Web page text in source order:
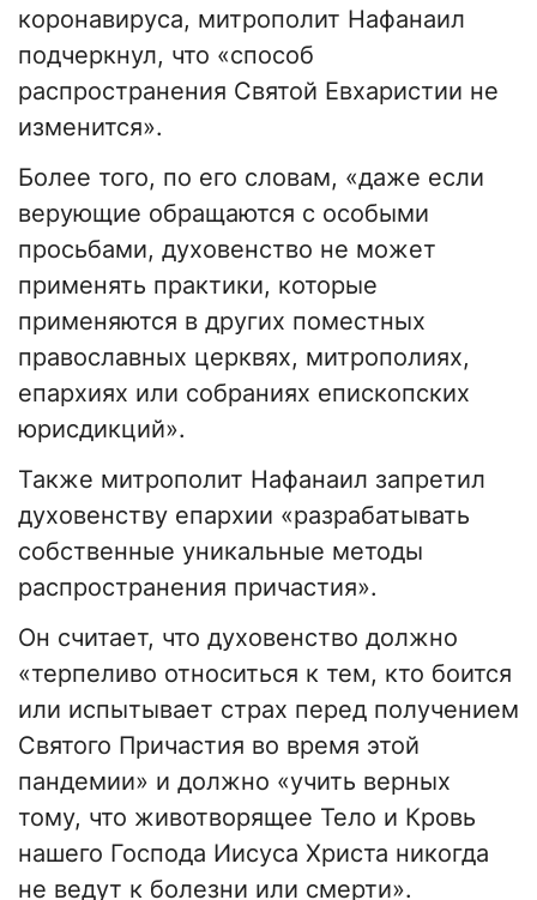
коронавируса, митрополит Нафанаил
подчеркнул, что «способ
распространения Святой Евхаристии не
изменится».
Более того, по его словам, «даже если
верующие обращаются с особыми
просьбами, духовенство не может
применять практики, которые
применяются в других поместных
православных церквях, митрополиях,
епархиях или собраниях епископских
юрисдикций».
Также митрополит Нафанаил запретил
духовенству епархии «разрабатывать
собственные уникальные методы
распространения причастия».
Он считает, что духовенство должно
«терпеливо относиться к тем, кто боится
или испытывает страх перед получением
Святого Причастия во время этой
пандемии» и должно «учить верных
тому, что животворящее Тело и Кровь
нашего Господа Иисуса Христа никогда
не ведут к болезни или смерти».